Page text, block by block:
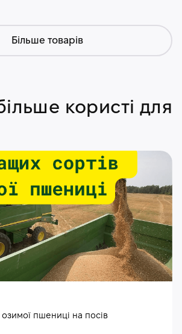
Більше товарів
користі для
пшениці на посів